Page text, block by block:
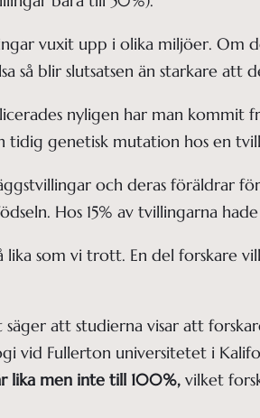
vuxit upp i olika miljöer. Om
så blir slutsatsen än starkare
nyligen har man
genetisk mutation hos en
och deras föräldrar
Hos 15% av tvillingarna
som vi trott. En del forskare
att studierna visar att
vid Fullerton universitetet i
lika men inte till 100%,vilket